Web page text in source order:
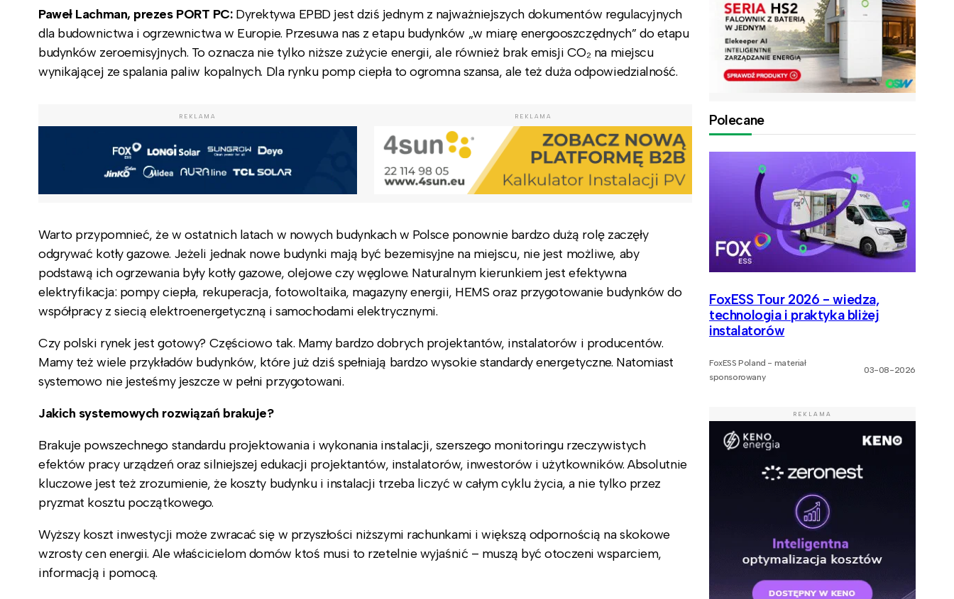
Paweł Lachman, prezes PORT PC: Dyrektywa EPBD jest dziś jednym z najważniejszych dokumentów regulacyjnych
dla budownictwa i ogrzewnictwa w Europie. Przesuwa nas z etapu budynków „w miarę energooszczędnych” do etapu
budynków zeroemisyjnych. To oznacza nie tylko niższe zużycie energii, ale również brak emisji CO₂ na miejscu
wynikającej ze spalania paliw kopalnych. Dla rynku pomp ciepła to ogromna szansa, ale też duża odpowiedzialność.
REKLAMA REKLAMA
Warto przypomnieć, że w ostatnich latach w nowych budynkach w Polsce ponownie bardzo dużą rolę zaczęły
odgrywać kotły gazowe. Jeżeli jednak nowe budynki mają być bezemisyjne na miejscu, nie jest możliwe, aby
podstawą ich ogrzewania były kotły gazowe, olejowe czy węglowe. Naturalnym kierunkiem jest efektywna
elektryfikacja: pompy ciepła, rekuperacja, fotowoltaika, magazyny energii, HEMS oraz przygotowanie budynków do
współpracy z siecią elektroenergetyczną i samochodami elektrycznymi.
Czy polski rynek jest gotowy? Częściowo tak. Mamy bardzo dobrych projektantów, instalatorów i producentów.
Mamy też wiele przykładów budynków, które już dziś spełniają bardzo wysokie standardy energetyczne. Natomiast
systemowo nie jesteśmy jeszcze w pełni przygotowani.
Jakich systemowych rozwiązań brakuje?
Brakuje powszechnego standardu projektowania i wykonania instalacji, szerszego monitoringu rzeczywistych
efektów pracy urządzeń oraz silniejszej edukacji projektantów, instalatorów, inwestorów i użytkowników. Absolutnie
kluczowe jest też zrozumienie, że koszty budynku i instalacji trzeba liczyć w całym cyklu życia, a nie tylko przez
pryzmat kosztu początkowego.
Wyższy koszt inwestycji może zwracać się w przyszłości niższymi rachunkami i większą odpornością na skokowe
wzrosty cen energii. Ale właścicielom domów ktoś musi to rzetelnie wyjaśnić – muszą być otoczeni wsparciem,
informacją i pomocą.
Polecane
FoxESS Tour 2026 - wiedza,
technologia i praktyka bliżej
instalatorów
FoxESS Poland - materiał
sponsorowany
03-08-2026
REKLAMA